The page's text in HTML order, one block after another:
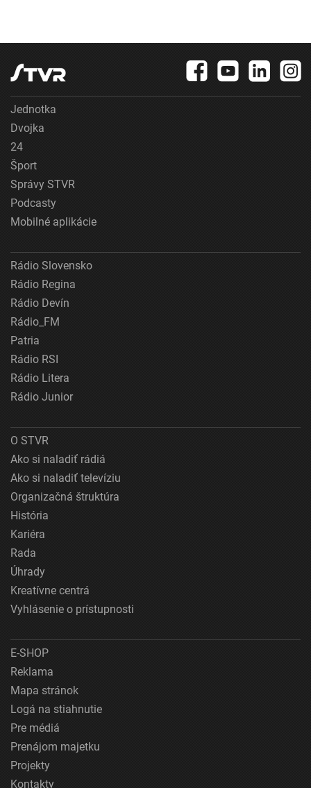
Jednotka
Dvojka
24
Šport
Správy STVR
Podcasty
Mobilné aplikácie
Rádio Slovensko
Rádio Regina
Rádio Devín
Rádio_FM
Patria
Rádio RSI
Rádio Litera
Rádio Junior
O STVR
Ako si naladiť rádiá
Ako si naladiť televíziu
Organizačná štruktúra
História
Kariéra
Rada
Úhrady
Kreatívne centrá
Vyhlásenie o prístupnosti
E-SHOP
Reklama
Mapa stránok
Logá na stiahnutie
Pre médiá
Prenájom majetku
Projekty
Kontakty